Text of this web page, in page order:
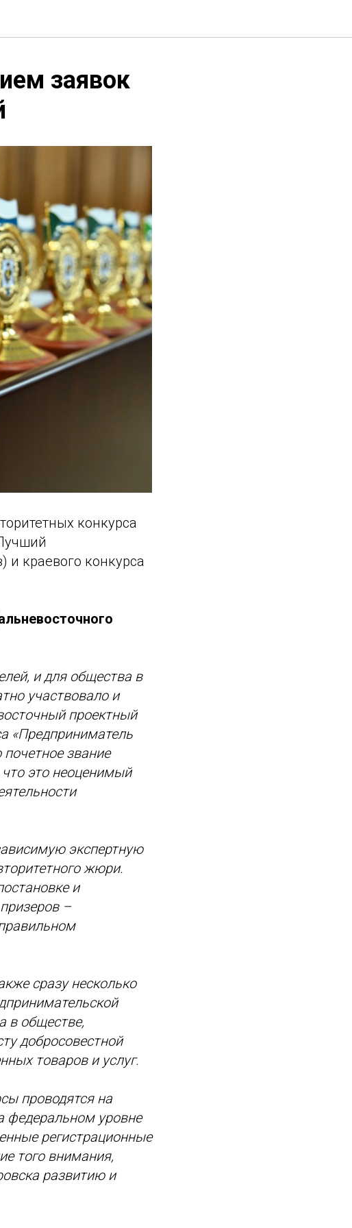
заявок
конкурса
и краевого конкурса
и для общества в
участвовало и
проектный
«Предприниматель
звание
что это неоценимый
экспертную
жюри.
и
–
сразу несколько
в обществе,
добросовестной
товаров и услуг.
проводятся на
федеральном уровне
регистрационные
того внимания,
развитию и